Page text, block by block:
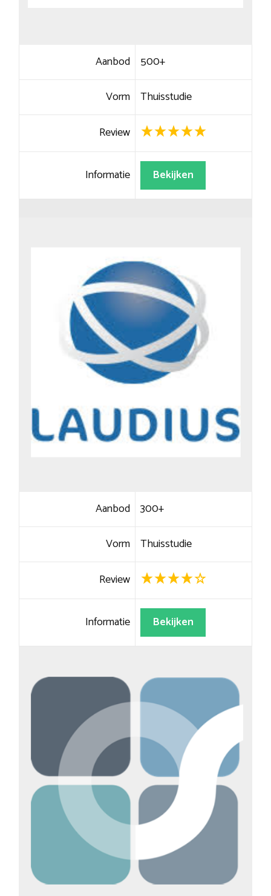
Aanbod 500+
Vorm Thuisstudie
Review
Informatie Bekijken
Aanbod 300+
Vorm Thuisstudie
Review
Informatie Bekijken